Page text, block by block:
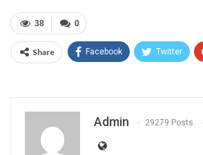
0
38
Share Facebook Twitter
Admin 29279 Posts